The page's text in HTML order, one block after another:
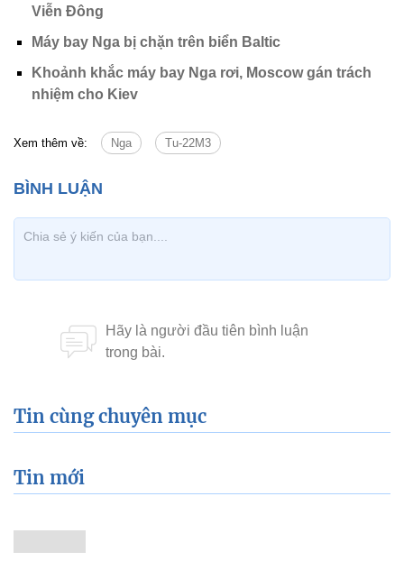
Viễn Đông
Máy bay Nga bị chặn trên biển Baltic
Khoảnh khắc máy bay Nga rơi, Moscow gán trách
nhiệm cho Kiev
Xem thêm về: Nga Tu-22M3
Tin cùng chuyên mục
Tin mới